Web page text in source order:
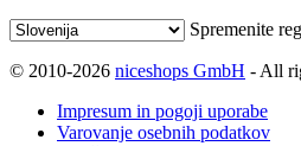
Spremenite
© 2010-2026 niceshops GmbH - All
Impresum in pogoji uporabe
Varovanje osebnih podatkov